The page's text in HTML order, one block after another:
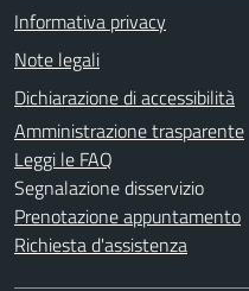
Informativa privacy
Note legali
Dichiarazione di accessibilità
Amministrazione trasparente
Leggi le FAQ
Segnalazione disservizio
Prenotazione appuntamento
Richiesta d'assistenza